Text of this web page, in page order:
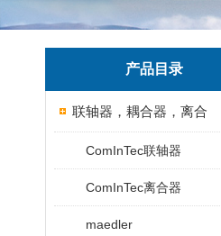
产品目录
联轴器，耦合器，离合
ComInTec联轴器
ComInTec离合器
maedler